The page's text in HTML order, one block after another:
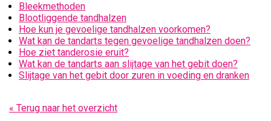
Bleekmethoden
Blootliggende tandhalzen
Hoe kun je gevoelige tandhalzen voorkomen?
Wat kan de tandarts tegen gevoelige tandhalzen doen?
Hoe ziet tanderosie eruit?
Wat kan de tandarts aan slijtage van het gebit doen?
Slijtage van het gebit door zuren in voeding en dranken
« Terug naar het overzicht